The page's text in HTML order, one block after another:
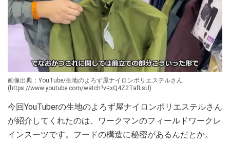
画像出典：YouTube/生地のよろず屋ナイロンポリエステルさん
(https://www.youtube.com/watch?v=xQ4Z2TafLsU)
今回YouTuberの生地のよろず屋ナイロンポリエステルさん
が紹介してくれたのは、ワークマンのフィールドワークレ
インスーツです。フードの構造に秘密があるんだとか。